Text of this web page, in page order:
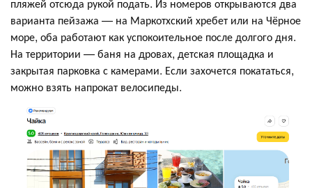
пляжей отсюда рукой подать. Из номеров открываются два
варианта пейзажа — на Маркотхский хребет или на Чёрное
море, оба работают как успокоительное после долгого дня.
На территории — баня на дровах, детская площадка и
закрытая парковка с камерами. Если захочется покататься,
можно взять напрокат велосипеды.